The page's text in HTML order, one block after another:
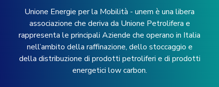
Unione Energie per la Mobilità - unem è una libera
associazione che deriva da Unione Petrolifera e
rappresenta le principali Aziende che operano in Italia
nell’ambito della raffinazione, dello stoccaggio e
della distribuzione di prodotti petroliferi e di prodotti
energetici low carbon.